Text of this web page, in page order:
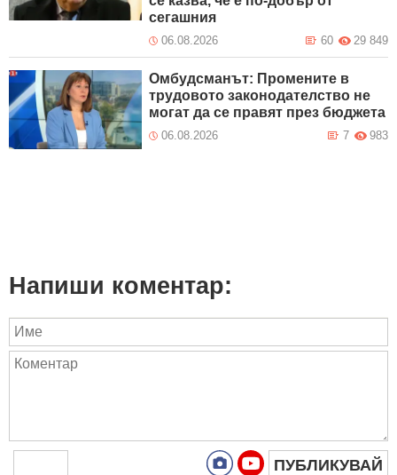
сегашния
06.08.2026 29 849
60
Омбудсманът: Промените в
трудовото законодателство не
могат да се правят през бюджета
06.08.2026 983
7
Напиши коментар:
ПУБЛИКУВАЙ